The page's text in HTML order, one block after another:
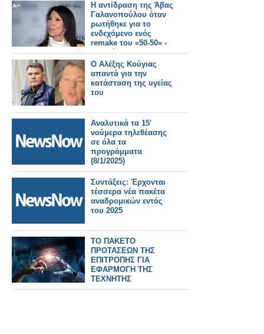
Η αντίδραση της Άβας
Γαλανοπούλου όταν
ρωτήθηκε για το
ενδεχόμενο ενός
remake του «50-50» -
Μνημόσυνο θα
κάνουμε;
Ο Αλέξης Κούγιας
απαντά για την
κατάσταση της υγείας
του
Αναλυτικά τα 15'
νούμερα τηλεθέασης
σε όλα τα
προγράμματα
(8/1/2025)
Συντάξεις: Έρχονται
τέσσερα νέα πακέτα
αναδρομικών εντός
του 2025
ΤΟ ΠΑΚΕΤΟ
ΠΡΟΤΑΣΕΩΝ ΤΗΣ
ΕΠΙΤΡΟΠΗΣ ΓΙΑ
ΕΦΑΡΜΟΓΗ ΤΗΣ
ΤΕΧΝΗΤΗΣ
ΝΟΗΜΟΣΥΝΗΣ Α.Ι.